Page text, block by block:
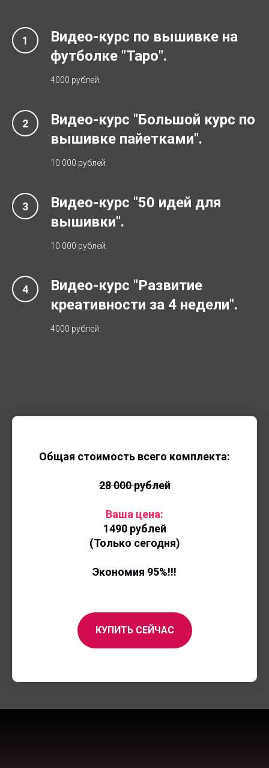
Видео-курс по вышивке на
футболке "Таро".
4000 рублей.
Видео-курс "Большой курс по
вышивке пайетками".
10 000 рублей.
Видео-курс "50 идей для
вышивки".
10 000 рублей.
Видео-курс "Развитие
креативности за 4 недели".
4000 рублей
Общая стоимость всего комплекта:
28 000 рублей
Ваша цена:
1490 рублей
(Только сегодня)
Экономия 95%!!!
КУПИТЬ СЕЙЧАС